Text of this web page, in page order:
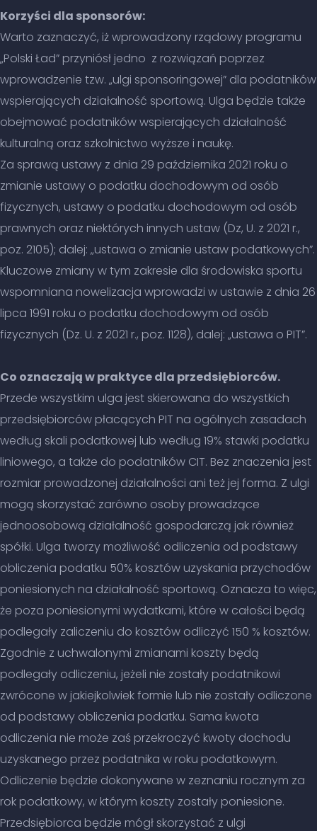
Korzyści dla sponsorów:
Warto zaznaczyć, iż wprowadzony rządowy programu
„Polski Ład” przyniósł jedno z rozwiązań poprzez
wprowadzenie tzw. „ulgi sponsoringowej” dla podatników
wspierających działalność sportową. Ulga będzie także
obejmować podatników wspierających działalność
kulturalną oraz szkolnictwo wyższe i naukę.
Za sprawą ustawy z dnia 29 października 2021 roku o
zmianie ustawy o podatku dochodowym od osób
fizycznych, ustawy o podatku dochodowym od osób
prawnych oraz niektórych innych ustaw (Dz, U. z 2021 r.,
poz. 2105); dalej: „ustawa o zmianie ustaw podatkowych”.
Kluczowe zmiany w tym zakresie dla środowiska sportu
wspomniana nowelizacja wprowadzi w ustawie z dnia 26
lipca 1991 roku o podatku dochodowym od osób
fizycznych (Dz. U. z 2021 r., poz. 1128), dalej: „ustawa o PIT”.
Co oznaczają w praktyce dla przedsiębiorców.
Przede wszystkim ulga jest skierowana do wszystkich
przedsiębiorców płacących PIT na ogólnych zasadach
według skali podatkowej lub według 19% stawki podatku
liniowego, a także do podatników CIT. Bez znaczenia jest
rozmiar prowadzonej działalności ani też jej forma. Z ulgi
mogą skorzystać zarówno osoby prowadzące
jednoosobową działalność gospodarczą jak również
spółki. Ulga tworzy możliwość odliczenia od podstawy
obliczenia podatku 50% kosztów uzyskania przychodów
poniesionych na działalność sportową. Oznacza to więc,
że poza poniesionymi wydatkami, które w całości będą
podlegały zaliczeniu do kosztów odliczyć 150 % kosztów.
Zgodnie z uchwalonymi zmianami koszty będą
podlegały odliczeniu, jeżeli nie zostały podatnikowi
zwrócone w jakiejkolwiek formie lub nie zostały odliczone
od podstawy obliczenia podatku. Sama kwota
odliczenia nie może zaś przekroczyć kwoty dochodu
uzyskanego przez podatnika w roku podatkowym.
Odliczenie będzie dokonywane w zeznaniu rocznym za
rok podatkowy, w którym koszty zostały poniesione.
Przedsiębiorca będzie mógł skorzystać z ulgi